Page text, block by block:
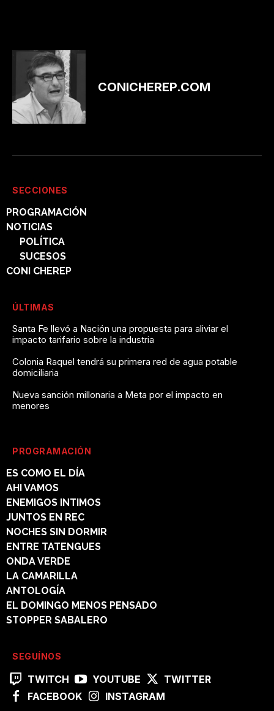
CONICHEREP.COM
SECCIONES
PROGRAMACIÓN
NOTICIAS
POLÍTICA
SUCESOS
CONI CHEREP
ÚLTIMAS
Santa Fe llevó a Nación una propuesta para aliviar el
impacto tarifario sobre la industria
Colonia Raquel tendrá su primera red de agua potable
domiciliaria
Nueva sanción millonaria a Meta por el impacto en
menores
PROGRAMACIÓN
ES COMO EL DÍA
AHI VAMOS
ENEMIGOS INTIMOS
JUNTOS EN REC
NOCHES SIN DORMIR
ENTRE TATENGUES
ONDA VERDE
LA CAMARILLA
ANTOLOGÍA
EL DOMINGO MENOS PENSADO
STOPPER SABALERO
SEGUÍNOS
TWITCH YOUTUBE
TWITTER
FACEBOOK
INSTAGRAM